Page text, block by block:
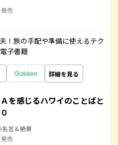
売
！旅の手配や準備に使えるテク
子書籍
詳細を見る
を感じるハワイのことばと
名言＆絶景
売